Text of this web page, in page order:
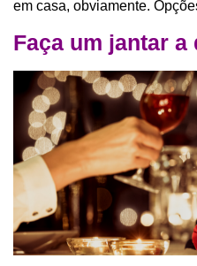
em casa, obviamente.
Faça um jantar a